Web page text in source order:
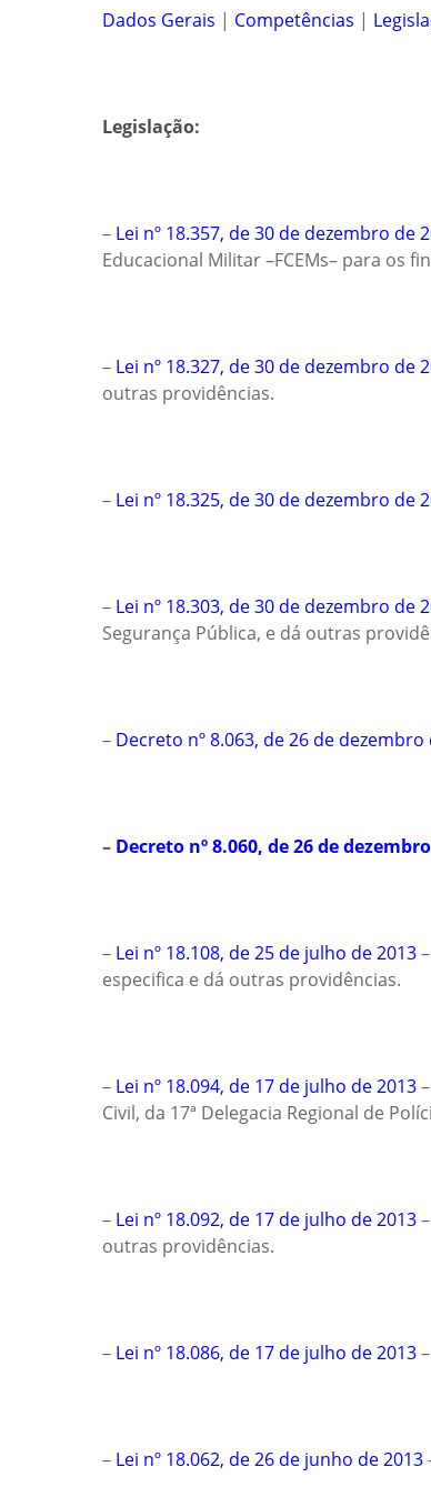
Dados Gerais | Competências |
Legislação:
– Lei nº 18.357, de 30 de dezembro de
Educacional Militar –FCEMs– para os
– Lei nº 18.327, de 30 de dezembro de
outras providências.
– Lei nº 18.325, de 30 de dezembro de
– Lei nº 18.303, de 30 de dezembro de
Segurança Pública, e dá outras
– Decreto nº 8.063, de 26 de dezembro
– Decreto nº 8.060, de 26 de
– Lei nº 18.108, de 25 de julho de 2013
especifica e dá outras providências.
– Lei nº 18.094, de 17 de julho de 2013
Civil, da 17ª Delegacia Regional de
– Lei nº 18.092, de 17 de julho de 2013
outras providências.
– Lei nº 18.086, de 17 de julho de 2013
– Lei nº 18.062, de 26 de junho de 2013